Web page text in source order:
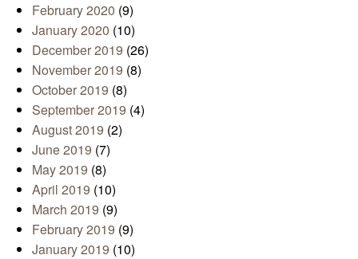
February 2020 (9)
January 2020 (10)
December 2019 (26)
November 2019 (8)
October 2019 (8)
September 2019 (4)
August 2019 (2)
June 2019 (7)
May 2019 (8)
April 2019 (10)
March 2019 (9)
February 2019 (9)
January 2019 (10)